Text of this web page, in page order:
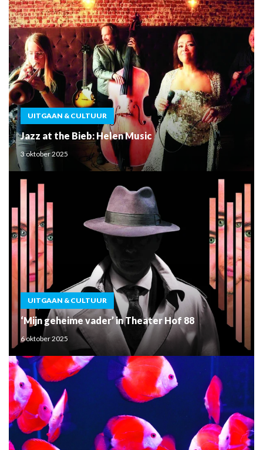
UITGAAN & CULTUUR
Jazz at the Bieb: Helen Music
3 oktober 2025
UITGAAN & CULTUUR
‘Mijn geheime vader’ in Theater Hof 88
6 oktober 2025